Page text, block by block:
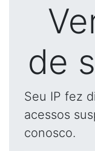
de
Seu IP fez
acessos
conosco.